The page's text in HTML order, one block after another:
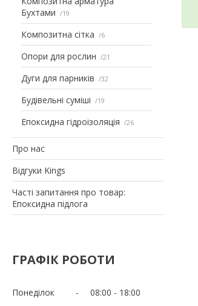
Бухтами
19
Композитна сітка 6
Опори для рослин 21
Дуги для парників 32
Будівельні суміші 19
Епоксидна гідроізоляція 26
Про нас
Відгуки Kings
Часті запитання про товар:
Епоксидна підлога
ГРАФІК РОБОТИ
Понеділок 08:00
18:00